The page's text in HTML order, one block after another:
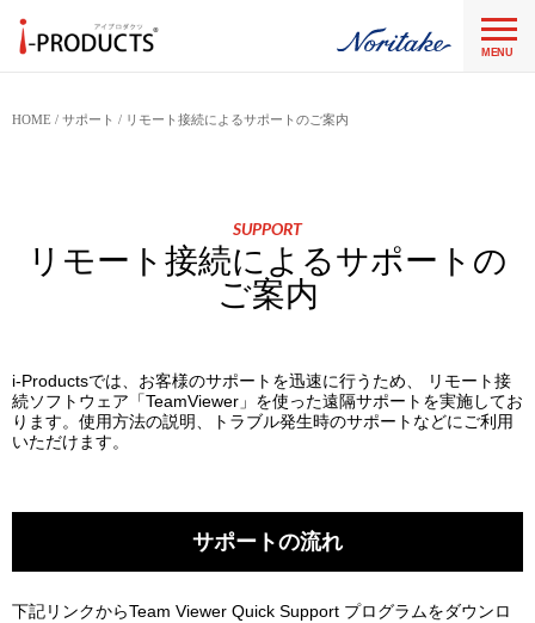
MENU
HOME サポート リモート接続によるサポートのご案内
SUPPORT
リモート接続によるサポートの
ご案内
i-Productsでは、お客様のサポートを迅速に行うため、 リモート接
続ソフトウェア「TeamViewer」を使った遠隔サポートを実施してお
ります。使用方法の説明、トラブル発生時のサポートなどにご利用
いただけます。
サポートの流れ
下記リンクからTeam Viewer Quick Support プログラムをダウンロ